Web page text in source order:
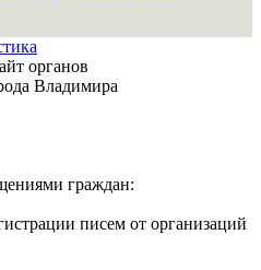
органов
Владимира
граждан:
писем от организаций